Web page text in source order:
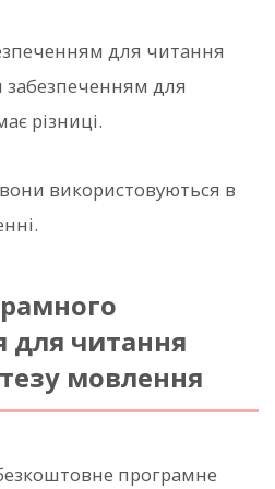
для читання
забезпеченням для
різниці.
використовуються в
для читання
мовлення
програмне